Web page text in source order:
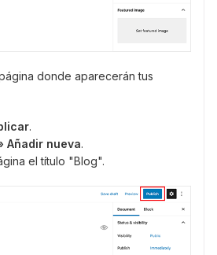
donde aparecerán tus
.
Añadir nueva.
el título "Blog".